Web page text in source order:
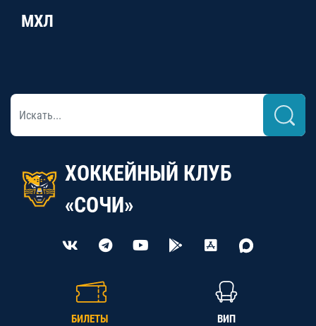
МХЛ
ХОККЕЙНЫЙ КЛУБ
«СОЧИ»
БИЛЕТЫ ВИП